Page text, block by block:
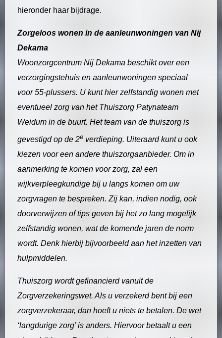
hieronder haar bijdrage.
Zorgeloos wonen in de aanleunwoningen van Nij
Dekama
Woonzorgcentrum Nij Dekama beschikt over een
verzorgingstehuis en aanleunwoningen speciaal
voor 55-plussers. U kunt hier zelfstandig wonen met
eventueel zorg van het Thuiszorg Patynateam
Weidum in de buurt. Het team van de thuiszorg is
gevestigd op de 2e verdieping. Uiteraard kunt u ook
kiezen voor een andere thuiszorgaanbieder. Om in
aanmerking te komen voor zorg, zal een
wijkverpleegkundige bij u langs komen om uw
zorgvragen te bespreken. Zij kan, indien nodig, ook
doorverwijzen of tips geven bij het zo lang mogelijk
zelfstandig wonen, wat de komende jaren de norm
wordt. Denk hierbij bijvoorbeeld aan het inzetten van
hulpmiddelen.
Thuiszorg wordt gefinancierd vanuit de
Zorgverzekeringswet. Als u verzekerd bent bij een
zorgverzekeraar, dan hoeft u niets te betalen. De wet
‘langdurige zorg’ is anders. Hiervoor betaalt u een